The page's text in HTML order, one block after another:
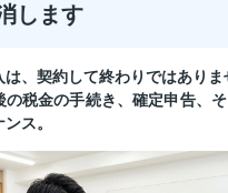
します
、契約して終わりではありま
の税金の手続き、確定申告、
ス。